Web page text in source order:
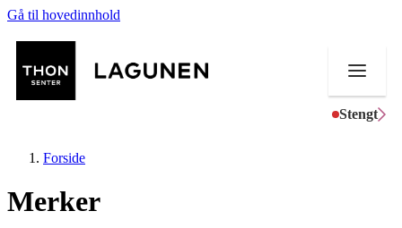
Gå til hovedinnhold
Stengt
Forside
Merker